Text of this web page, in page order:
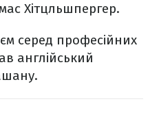
Хітцльшпергер.
серед професійних
англійський